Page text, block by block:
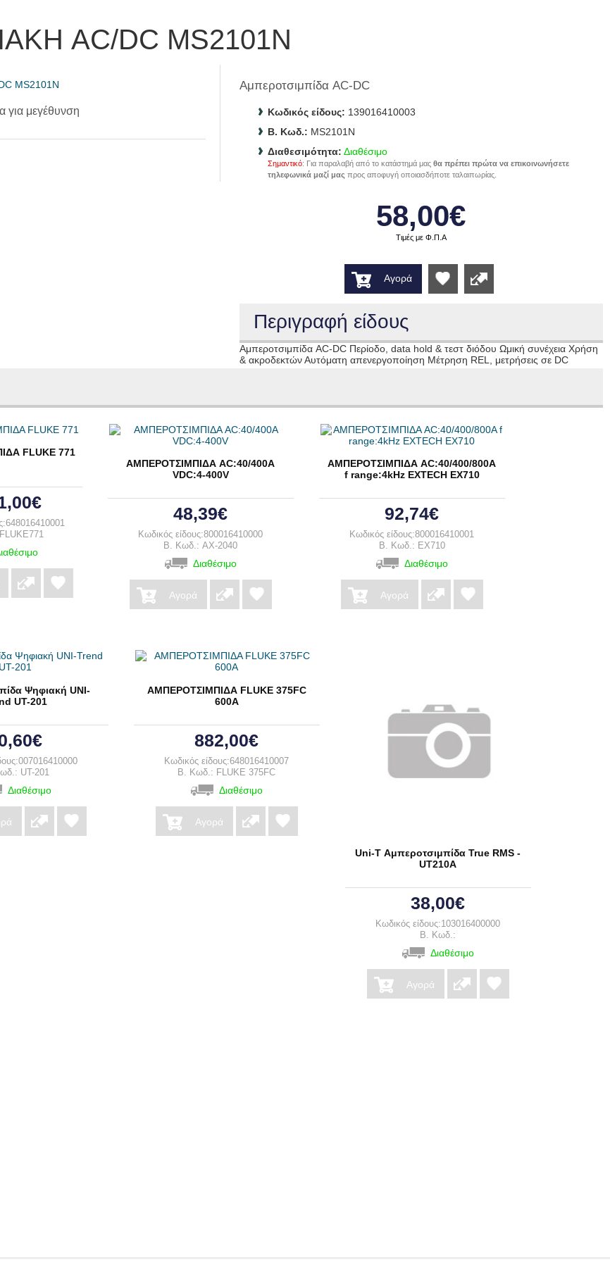
AC/DC MS2101N
για μεγέθυνση
Αμπεροτσιμπίδα AC-DC
Κωδικός είδους: 139016410003
B. Κωδ.: MS2101N
Διαθεσιμότητα: Διαθέσιμο
Σημαντικό: Για παραλαβή από το κατάστημά μας θα πρέπει πρώτα να επικοινωνήσετε
τηλεφωνικά μαζί μας προς αποφυγή οποιασδήποτε ταλαιπωρίας.
58,00€
Τιμές με Φ.Π.Α
Αγορά Wishlist
Περιγραφή είδους
Αμπεροτσιμπίδα AC-DC Περίοδο, data hold & τεστ διόδου Ωμική συνέχεια Χρήση
& ακροδεκτών Αυτόματη απενεργοποίηση Μέτρηση REL, μετρήσεις σε DC
FLUKE 771
ΑΜΠΕΡΟΤΣΙΜΠΙΔΑ AC:40/400A
VDC:4-400V
48,39€
Κωδικός είδους:800016410000
B. Κωδ.: AX-2040
Διαθέσιμο
Αγορά
ΑΜΠΕΡΟΤΣΙΜΠΙΔΑ AC:40/400/800A
f range:4kHz EXTECH EX710
92,74€
Κωδικός είδους:800016410001
B. Κωδ.: EX710
Διαθέσιμο
Αγορά
Ψηφιακή UNI-
UT-201
UT-201
Διαθέσιμο
ΑΜΠΕΡΟΤΣΙΜΠΙΔΑ FLUKE 375FC
600A
882,00€
Κωδικός είδους:648016410007
B. Κωδ.: FLUKE 375FC
Διαθέσιμο
Αγορά
Uni-T Αμπεροτσιμπίδα True RMS -
UT210A
38,00€
Κωδικός είδους:103016400000
B. Κωδ.:
Διαθέσιμο
Αγορά